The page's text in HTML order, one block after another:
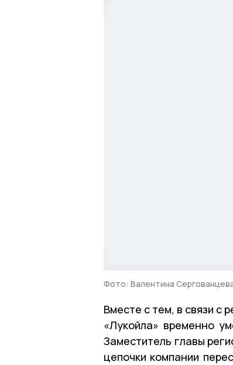
Фото: Валентина
Вместе с тем, в связи с
«Лукойла» временно
Заместитель главы
цепочки компании